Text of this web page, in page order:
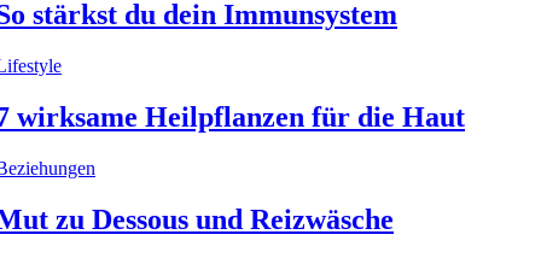
stärkst du dein Immunsystem
wirksame Heilpflanzen für die Haut
zu Dessous und Reizwäsche